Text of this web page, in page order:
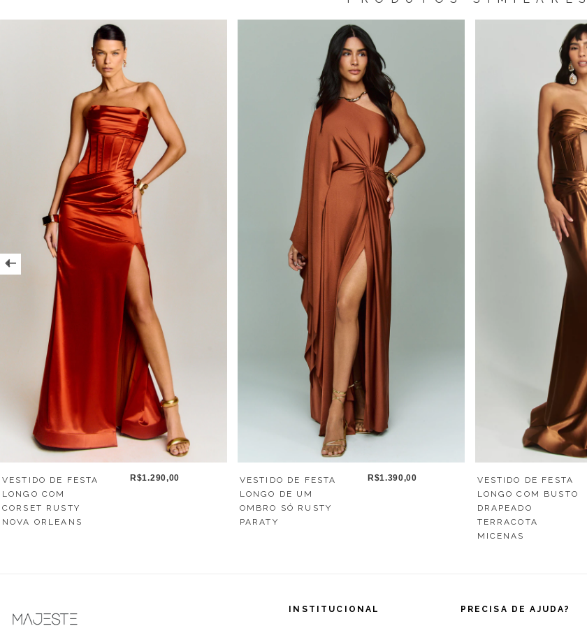
VESTIDO DE FESTA
LONGO COM
CORSET RUSTY
NOVA ORLEANS
R$1.290,00
VESTIDO DE FESTA
LONGO DE UM
OMBRO SÓ RUSTY
PARATY
R$1.390,00
VESTIDO DE FESTA
LONGO COM BUSTO
DRAPEADO
TERRACOTA
MICENAS
INSTITUCIONAL PRECISA DE AJUDA?